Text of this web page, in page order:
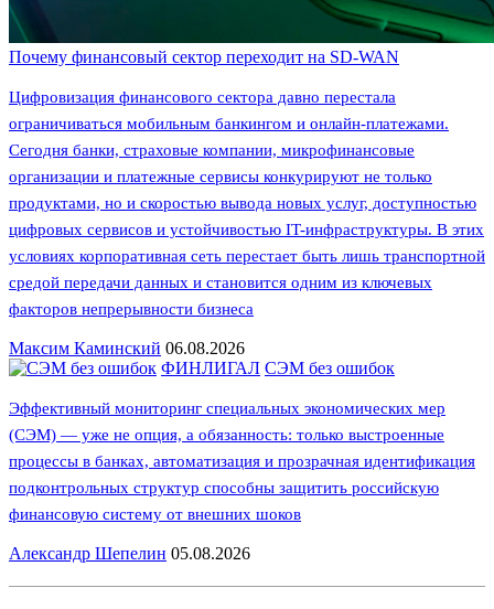
Почему финансовый сектор переходит на SD-WAN
Цифровизация финансового сектора давно перестала
ограничиваться мобильным банкингом и онлайн-платежами.
Сегодня банки, страховые компании, микрофинансовые
организации и платежные сервисы конкурируют не только
продуктами, но и скоростью вывода новых услуг, доступностью
цифровых сервисов и устойчивостью IT-инфраструктуры. В этих
условиях корпоративная сеть перестает быть лишь транспортной
средой передачи данных и становится одним из ключевых
факторов непрерывности бизнеса
Максим Каминский 06.08.2026
ФИНЛИГАЛ СЭМ без ошибок
Эффективный мониторинг специальных экономических мер
(СЭМ) — уже не опция, а обязанность: только выстроенные
процессы в банках, автоматизация и прозрачная идентификация
подконтрольных структур способны защитить российскую
финансовую систему от внешних шоков
Александр Шепелин 05.08.2026